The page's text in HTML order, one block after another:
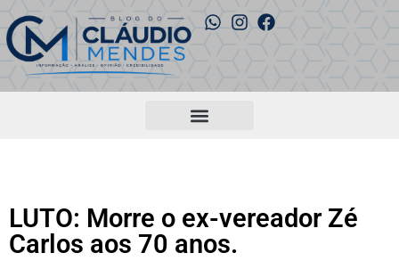
LUTO: Morre o ex-vereador Zé
Carlos aos 70 anos.